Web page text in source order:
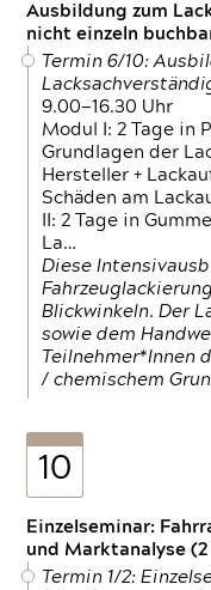
Ausbildung zum
nicht einzeln
Termin 6/10:
9.00—16.30 Uhr
Modul I: 2 Tage in
Grundlagen der
Hersteller +
Schäden am
II: 2 Tage in
La…
Diese
Blickwinkeln. Der
sowie dem
Teilnehmer*Innen
/ chemischem
10
Einzelseminar:
und Marktanalyse
Termin 1/2: